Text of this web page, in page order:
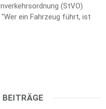
(StVO)
ein Fahrzeug führt, ist